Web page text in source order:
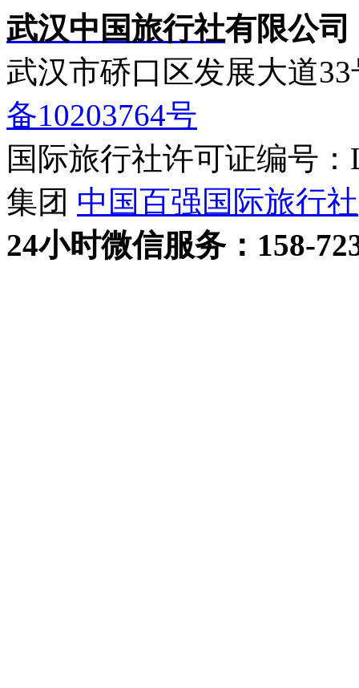
武汉中国旅行社有限公司
武汉市硚口区发展大道
备10203764号
国际旅行社许可证编号
集团 中国百强国际旅行社
24小时微信服务：158-